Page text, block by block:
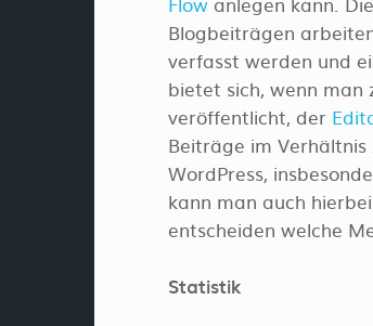
Blogbeiträgen
verfasst werden und
bietet sich, wenn
veröffentlicht, der
Beiträge im
WordPress,
kann man auch
entscheiden welche
Statistik